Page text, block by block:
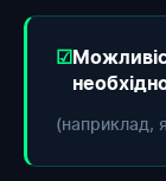
(наприклад,